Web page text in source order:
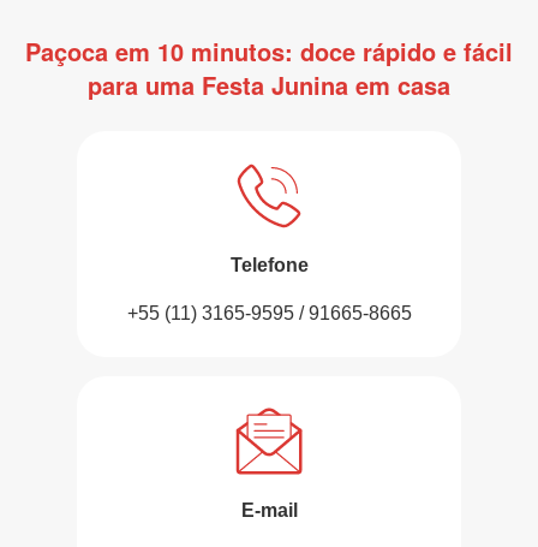
Paçoca em 10 minutos: doce rápido e fácil
para uma Festa Junina em casa
Telefone
+55 (11) 3165-9595 / 91665-8665
E-mail